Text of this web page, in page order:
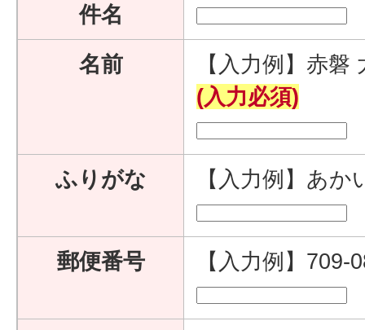
件名
名前
【入力例】赤磐
(入力必須)
ふりがな 【入力例】あ
郵便番号 【入力例】